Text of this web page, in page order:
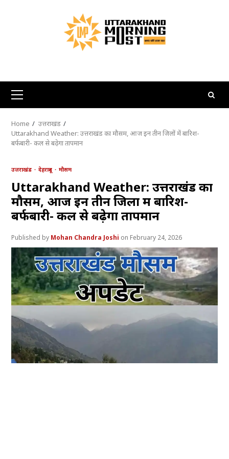
Primary
Menu
Home
उत्तराखंड
Uttarakhand Weather: उत्तराखंड का मौसम, आज इन तीन जिलों में बारिश-
बर्फबारी- कल से बढ़ेगा तापमान
उत्तराखंड देहरादून मौसम
Uttarakhand Weather: उत्तराखंड का
मौसम, आज इन तीन जिलों में बारिश-
बर्फबारी- कल से बढ़ेगा तापमान
Mohan Chandra Joshi February 24, 2026